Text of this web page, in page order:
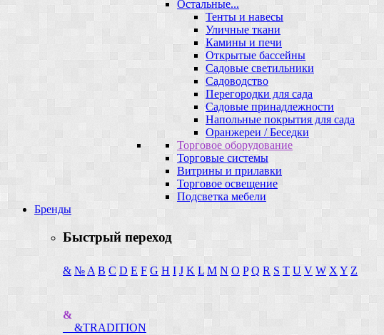
Остальные...
Тенты и навесы
Уличные ткани
Камины и печи
Открытые бассейны
Садовые светильники
Садоводство
Перегородки для сада
Садовые принадлежности
Напольные покрытия для сада
Оранжереи / Беседки
Торговое оборудование
Торговые системы
Витрины и прилавки
Торговое освещение
Подсветка мебели
Бренды
Быстрый переход
& № A B C D E F G H I J K L M N O P Q R S T U V W X Y Z
&
&TRADITION